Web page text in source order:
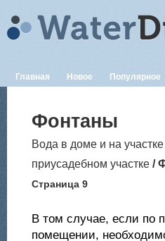
Главная Новое Популярное
Фонтаны
Вода в доме и на участке
приусадебном участке /
Страница 9
В том случае, если по
помещении,